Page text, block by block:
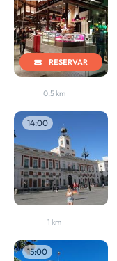
RESERVAR
0,5 km
14:00
1 km
15:00